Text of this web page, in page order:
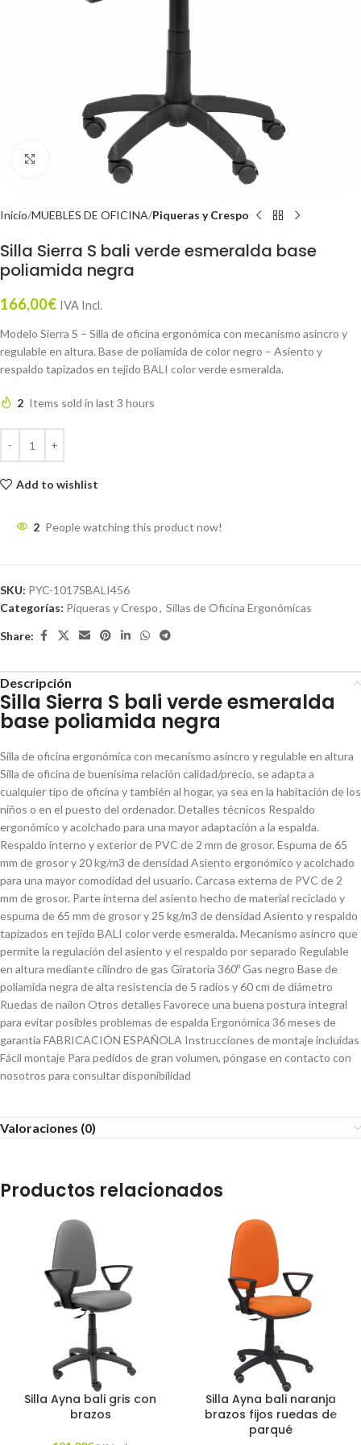
Click to enlarge
Inicio MUEBLES DE OFICINA Piqueras y Crespo
Silla Sierra S bali verde esmeralda base
poliamida negra
166,00€ IVA Incl.
Modelo Sierra S – Silla de oficina ergonómica con mecanismo asincro y
regulable en altura. Base de poliamida de color negro – Asiento y
respaldo tapizados en tejido BALI color verde esmeralda.
2 Items sold in last 3 hours
Add to wishlist
2 People watching this product now!
SKU: PYC-1017SBALI456
Categorías: Piqueras y Crespo, Sillas de Oficina Ergonómicas
Share:
Descripción
Silla Sierra S bali verde esmeralda
base poliamida negra
Silla de oficina ergonómica con mecanismo asincro y regulable en altura
Silla de oficina de buenísima relación calidad/precio, se adapta a
cualquier tipo de oficina y también al hogar, ya sea en la habitación de los
niños o en el puesto del ordenador. Detalles técnicos Respaldo
ergonómico y acolchado para una mayor adaptación a la espalda.
Respaldo interno y exterior de PVC de 2 mm de grosor. Espuma de 65
mm de grosor y 20 kg/m3 de densidad Asiento ergonómico y acolchado
para una mayor comodidad del usuario. Carcasa externa de PVC de 2
mm de grosor. Parte interna del asiento hecho de material reciclado y
espuma de 65 mm de grosor y 25 kg/m3 de densidad Asiento y respaldo
tapizados en tejido BALI color verde esmeralda. Mecanismo asincro que
permite la regulación del asiento y el respaldo por separado Regulable
en altura mediante cilindro de gas Giratoria 360º Gas negro Base de
poliamida negra de alta resistencia de 5 radios y 60 cm de diámetro
Ruedas de nailon Otros detalles Favorece una buena postura integral
para evitar posibles problemas de espalda Ergonómica 36 meses de
garantía FABRICACIÓN ESPAÑOLA Instrucciones de montaje incluidas
Fácil montaje Para pedidos de gran volumen, póngase en contacto con
nosotros para consultar disponibilidad
Valoraciones (0)
Productos relacionados
Silla Ayna bali gris con
brazos
Silla Ayna bali naranja
brazos fijos ruedas de
parqué